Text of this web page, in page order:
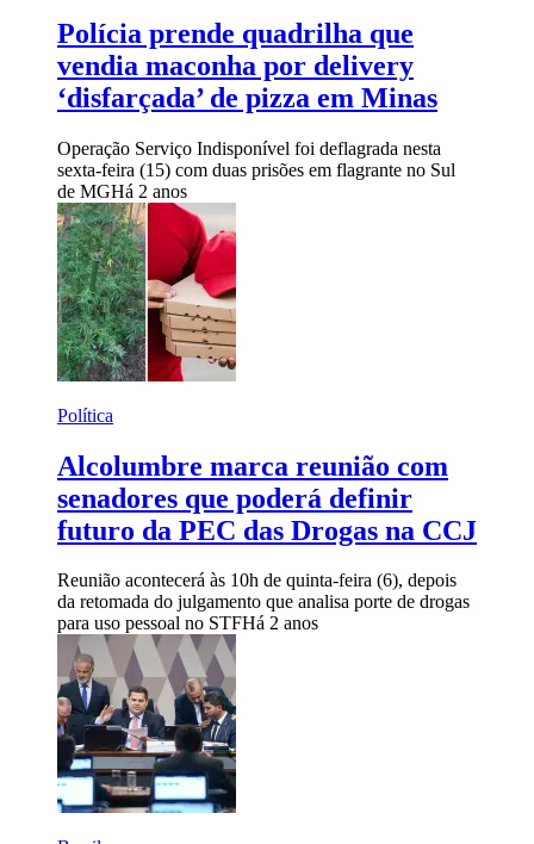
Polícia prende quadrilha que
vendia maconha por delivery
‘disfarçada’ de pizza em Minas
Operação Serviço Indisponível foi deflagrada nesta
sexta-feira (15) com duas prisões em flagrante no Sul
de MGHá 2 anos
Política
Alcolumbre marca reunião com
senadores que poderá definir
futuro da PEC das Drogas na CCJ
Reunião acontecerá às 10h de quinta-feira (6), depois
da retomada do julgamento que analisa porte de drogas
para uso pessoal no STFHá 2 anos